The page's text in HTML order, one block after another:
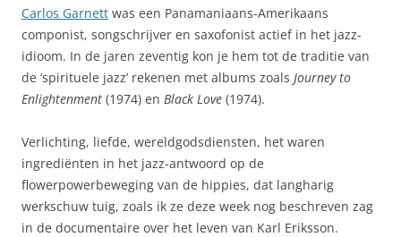
Carlos Garnett was een Panamaniaans-Amerikaans
componist, songschrijver en saxofonist actief in het jazz-
idioom. In de jaren zeventig kon je hem tot de traditie van
de ‘spirituele jazz’ rekenen met albums zoals Journey to
Enlightenment (1974) en Black Love (1974).
Verlichting, liefde, wereldgodsdiensten, het waren
ingrediënten in het jazz-antwoord op de
flowerpowerbeweging van de hippies, dat langharig
werkschuw tuig, zoals ik ze deze week nog beschreven zag
in de documentaire over het leven van Karl Eriksson.